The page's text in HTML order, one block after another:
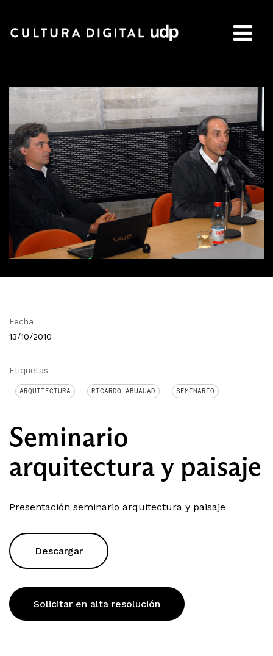
Fecha
13/10/2010
Etiquetas
ARQUITECTURA RICARDO ABUAUAD SEMINARIO
Seminario
arquitectura y paisaje
Presentación seminario arquitectura y paisaje
Descargar
Solicitar en alta resolución